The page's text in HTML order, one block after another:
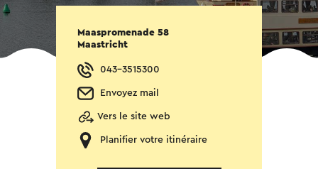
Maaspromenade 58
Maastricht
043-3515300
Envoyez mail
Vers le site web
Planifier votre itinéraire